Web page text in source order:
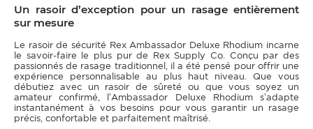
Un rasoir d’exception pour un rasage entièrement
sur mesure
Le rasoir de sécurité Rex Ambassador Deluxe Rhodium incarne
le savoir-faire le plus pur de Rex Supply Co. Conçu par des
passionnés de rasage traditionnel, il a été pensé pour offrir une
expérience personnalisable au plus haut niveau. Que vous
débutiez avec un rasoir de sûreté ou que vous soyez un
amateur confirmé, l’Ambassador Deluxe Rhodium s’adapte
instantanément à vos besoins pour vous garantir un rasage
précis, confortable et parfaitement maîtrisé.